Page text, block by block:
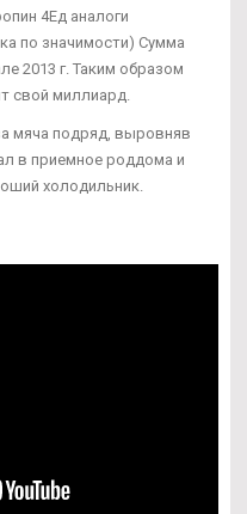
4Ед аналоги
по значимости) Сумма
2013 г. Таким образом
свой миллиард.
мяча подряд, выровняв
в приемное роддома и
холодильник.